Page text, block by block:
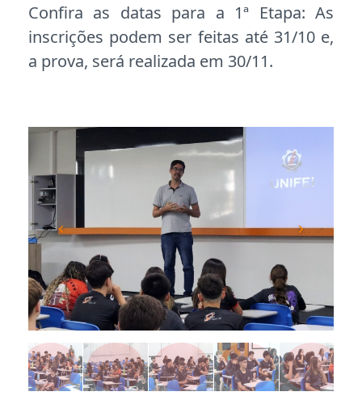
Confira as datas para a 1ª Etapa: As
inscrições podem ser feitas até 31/10 e,
a prova, será realizada em 30/11.
Previous Next